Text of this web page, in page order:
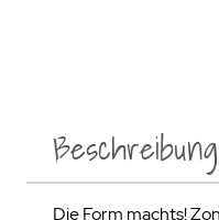
Beschreibung
Die Form machts!